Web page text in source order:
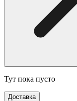
Тут пока пусто
Доставка